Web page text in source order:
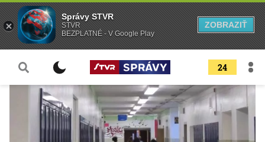
24
Správy STVR
STVR
BEZPLATNÉ - V Google Play
ZOBRAZIŤ